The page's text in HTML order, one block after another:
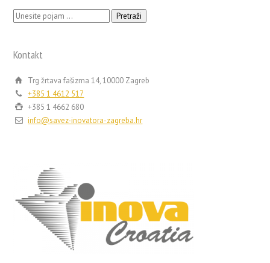
Pretraži:
Kontakt
Trg žrtava fašizma 14, 10000 Zagreb
+385 1 4612 517
+385 1 4662 680
info@savez-inovatora-zagreba.hr